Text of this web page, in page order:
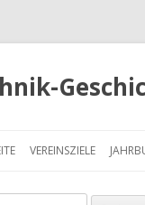
VEREINSZIELE